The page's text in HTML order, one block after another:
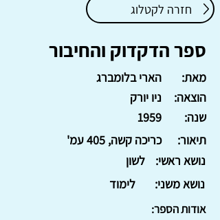
חזרה לקטלוג
ספר הדקדוק והחיבור
הארי בלומברג
מאת:
ניו יורק
הוצאה:
1959
שנה:
כריכה קשה, 405 עמ'
תיאור:
לשון
נושא ראשי:
לימוד
נושא משני:
אודות הספר: